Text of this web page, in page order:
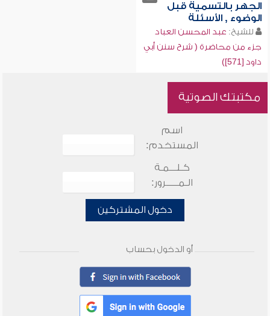
الجهر بالتسمية قبل
الوضوء , الأسئلة
للشيخ: عبد المحسن العباد
جزء من محاضرة ( شرح سنن أبي
داود [571])
مكتبتك الصوتية
اسم
المستخدم:
كـلـــمـة
الـمـــــرور:
دخول المشتركين
أو الدخول بحساب